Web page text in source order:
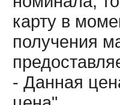
карту в
получения
- Данная